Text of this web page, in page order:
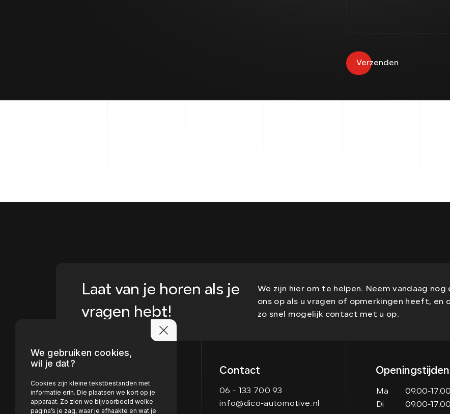
Verzenden
Laat van je horen als je
vragen hebt!
We zijn hier om te helpen. Neem vandaag
ons op als u vragen of opmerkingen heeft, en
zo snel mogelijk contact met u op.
Contact
06 - 133 700 93
info@dico-automotive.nl
Openingstijden
Ma
09.00-17.00
Di
09.00-17.00
We gebruiken cookies,
wil je dat?
Cookies zijn kleine tekstbestanden met
informatie erin. Die plaatsen we kort op je
apparaat. Zo zien we bijvoorbeeld welke
pagina’s je zag, waar je afhaakte en wat je